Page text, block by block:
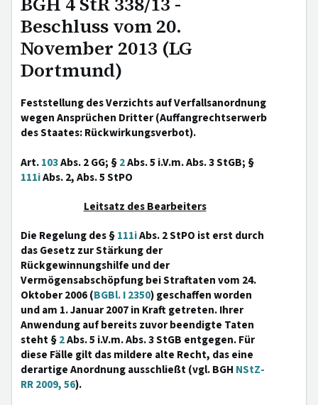
Beschluss vom 20.
November 2013 (LG
Dortmund)
Feststellung des Verzichts auf Verfallsanordnung
wegen Ansprüchen Dritter (Auffangrechtserwerb
des Staates: Rückwirkungsverbot).
Art.103Abs. 2 GG; §2Abs. 5 i.V.m. Abs. 3 StGB; §
111iAbs. 2, Abs. 5 StPO
Leitsatz des Bearbeiters
Die Regelung des §111iAbs. 2 StPO ist erst durch
das Gesetz zur Stärkung der
Rückgewinnungshilfe und der
Vermögensabschöpfung bei Straftaten vom 24.
Oktober 2006 (BGBl. I 2350) geschaffen worden
und am 1. Januar 2007 in Kraft getreten. Ihrer
Anwendung auf bereits zuvor beendigte Taten
steht §2Abs. 5 i.V.m. Abs. 3 StGB entgegen. Für
diese Fälle gilt das mildere alte Recht, das eine
derartige Anordnung ausschließt (vgl. BGH NStZ-
RR 2009, 56).